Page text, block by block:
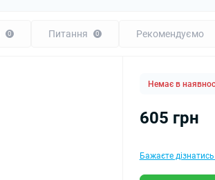
0 Питання 0 Рекомендуємо
Немає в
605 грн
Бажаєте